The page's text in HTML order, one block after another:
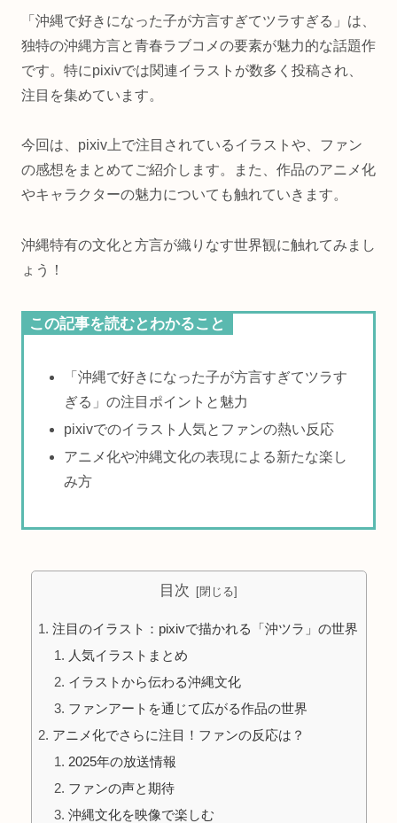
「沖縄で好きになった子が方言すぎてツラすぎる」は、
独特の沖縄方言と青春ラブコメの要素が魅力的な話題作
です。特にpixivでは関連イラストが数多く投稿され、
注目を集めています。
今回は、pixiv上で注目されているイラストや、ファン
の感想をまとめてご紹介します。また、作品のアニメ化
やキャラクターの魅力についても触れていきます。
沖縄特有の文化と方言が織りなす世界観に触れてみまし
ょう！
この記事を読むとわかること
「沖縄で好きになった子が方言すぎてツラす
ぎる」の注目ポイントと魅力
pixivでのイラスト人気とファンの熱い反応
アニメ化や沖縄文化の表現による新たな楽し
み方
目次
注目のイラスト：pixivで描かれる「沖ツラ」の世界
人気イラストまとめ
イラストから伝わる沖縄文化
ファンアートを通じて広がる作品の世界
アニメ化でさらに注目！ファンの反応は？
2025年の放送情報
ファンの声と期待
沖縄文化を映像で楽しむ